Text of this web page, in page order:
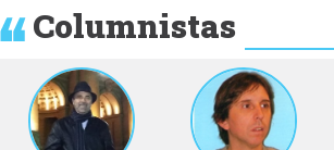
Columnistas